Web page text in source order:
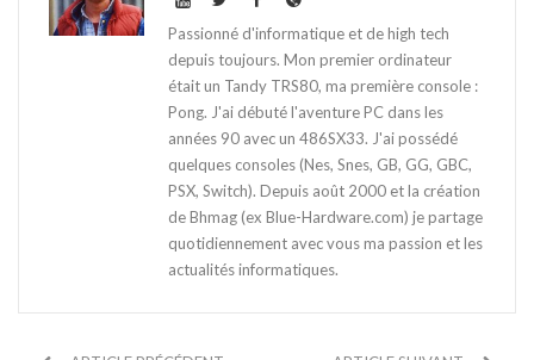
Passionné d'informatique et de high tech
depuis toujours. Mon premier ordinateur
était un Tandy TRS80, ma première console :
Pong. J'ai débuté l'aventure PC dans les
années 90 avec un 486SX33. J'ai possédé
quelques consoles (Nes, Snes, GB, GG, GBC,
PSX, Switch). Depuis août 2000 et la création
de Bhmag (ex Blue-Hardware.com) je partage
quotidiennement avec vous ma passion et les
actualités informatiques.